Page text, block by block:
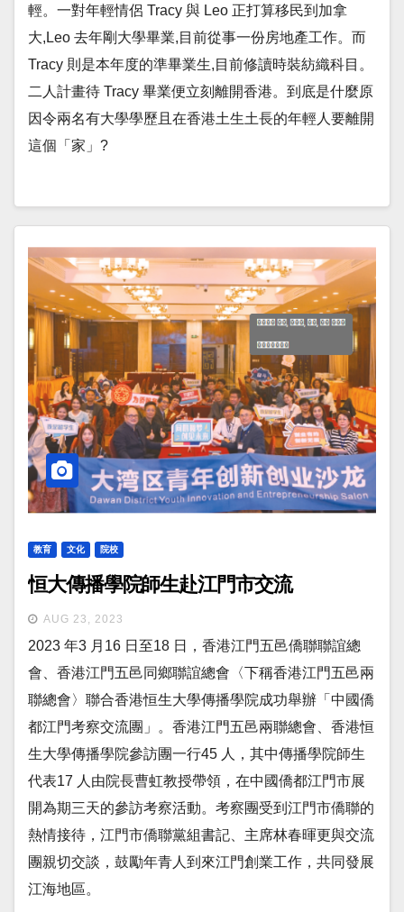
輕。一對年輕情侶 Tracy 與 Leo 正打算移民到加拿
大,Leo 去年剛大學畢業,目前從事一份房地產工作。而
Tracy 則是本年度的準畢業生,目前修讀時裝紡織科目。
二人計畫待 Tracy 畢業便立刻離開香港。到底是什麼原
因令兩名有大學學歷且在香港土生土長的年輕人要離開
這個「家」?
教育 文化 院校
恒大傳播學院師生赴江門市交流
AUG 23, 2023
2023 年3 月16 日至18 日，香港江門五邑僑聯聯誼總
會、香港江門五邑同鄉聯誼總會〈下稱香港江門五邑兩
聯總會〉聯合香港恒生大學傳播學院成功舉辦「中國僑
都江門考察交流團」。香港江門五邑兩聯總會、香港恒
生大學傳播學院參訪團一行45 人，其中傳播學院師生
代表17 人由院長曹虹教授帶領，在中國僑都江門市展
開為期三天的參訪考察活動。考察團受到江門市僑聯的
熱情接待，江門市僑聯黨組書記、主席林春暉更與交流
團親切交談，鼓勵年青人到來江門創業工作，共同發展
江海地區。